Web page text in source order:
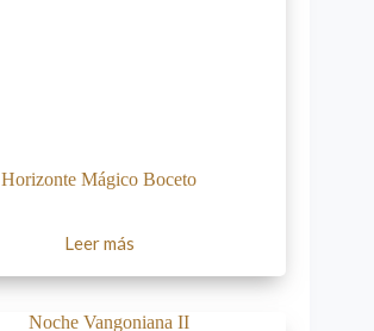
Horizonte Mágico Boceto
Leer más